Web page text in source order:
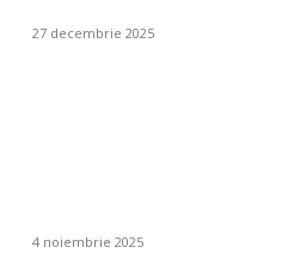
27 decembrie 2025
4 noiembrie 2025